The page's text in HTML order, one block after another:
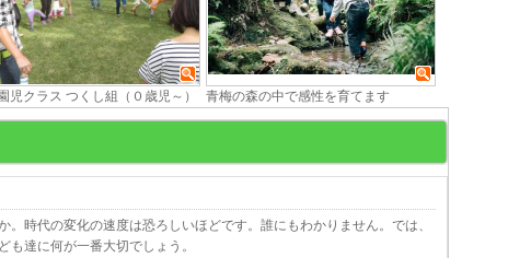
児クラス つくし組（０歳児～） 青梅の森の中で感性を育てます
。時代の変化の速度は恐ろしいほどです。誰にもわかりません。では、
も達に何が一番大切でしょう。